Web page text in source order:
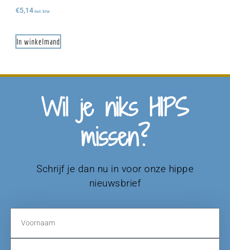
€5,14 incl. btw
In winkelmand
Wil je niks HIPS
missen?
Schrijf je dan nu in voor onze hippe
nieuwsbrief